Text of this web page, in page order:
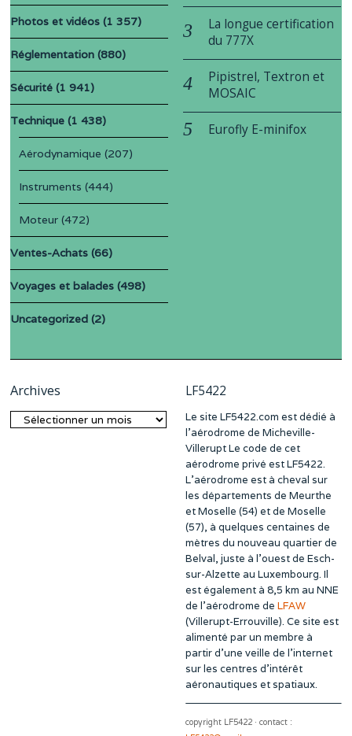
Photos et vidéos (1 357)
Réglementation (880)
Sécurité (1 941)
Technique (1 438)
Aérodynamique (207)
Instruments (444)
Moteur (472)
Ventes-Achats (66)
Voyages et balades (498)
Uncategorized (2)
La longue certification
du 777X
Pipistrel, Textron et
MOSAIC
Eurofly E-minifox
Archives
Archives
LF5422
Le site LF5422.com est dédié à
l’aérodrome de Micheville-
Villerupt Le code de cet
aérodrome privé est LF5422.
L’aérodrome est à cheval sur
les départements de Meurthe
et Moselle (54) et de Moselle
(57), à quelques centaines de
mètres du nouveau quartier de
Belval, juste à l’ouest de Esch-
sur-Alzette au Luxembourg. Il
est également à 8,5 km au NNE
de l’aérodrome de LFAW
(Villerupt-Errouville). Ce site est
alimenté par un membre à
partir d’une veille de l’internet
sur les centres d’intérêt
aéronautiques et spatiaux.
copyright LF5422 · contact :